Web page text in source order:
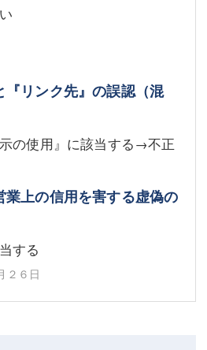
リンク先』の誤認（混
の使用』に該当する→不正
上の信用を害する虚偽の
する
２６日